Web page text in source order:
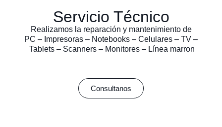
Servicio Técnico
Realizamos la reparación y mantenimiento de
PC – Impresoras – Notebooks – Celulares – TV –
Tablets – Scanners – Monitores – Línea marron
Consultanos